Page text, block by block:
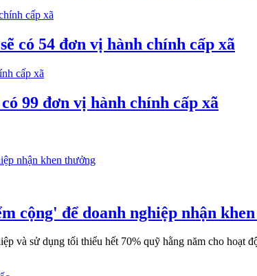
có 54 đơn vị hành chính cấp xã
99 đơn vị hành chính cấp xã
cộng' để doanh nghiệp nhận
và sử dụng tối thiểu hết 70% quỹ hằng năm cho hoạt